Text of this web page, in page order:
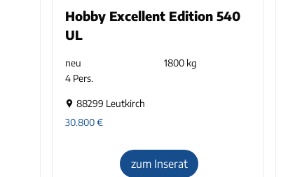
Hobby Excellent Edition 540
UL
neu
1800 kg
4 Pers.
88299 Leutkirch
30.800€
zum Inserat